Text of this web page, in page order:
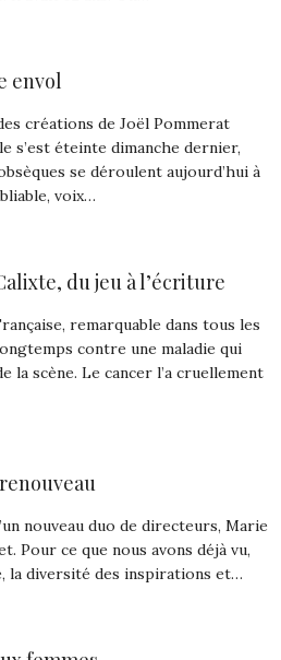
envol
créations de Joël Pommerat
s’est éteinte dimanche dernier,
se déroulent aujourd’hui à
voix…
du jeu à l’écriture
remarquable dans tous les
contre une maladie qui
la scène. Le cancer l’a cruellement
nouveau duo de directeurs, Marie
Pour ce que nous avons déjà vu,
la diversité des inspirations et…